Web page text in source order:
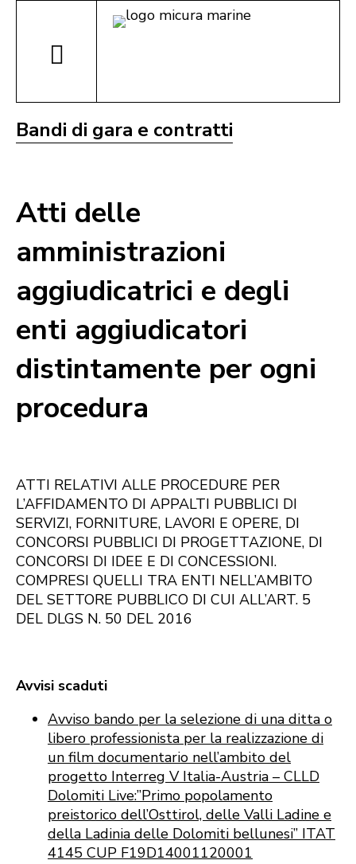
Bandi di gara e contratti
Atti delle
amministrazioni
aggiudicatrici e degli
enti aggiudicatori
distintamente per ogni
procedura
ATTI RELATIVI ALLE PROCEDURE PER
L’AFFIDAMENTO DI APPALTI PUBBLICI DI
SERVIZI, FORNITURE, LAVORI E OPERE, DI
CONCORSI PUBBLICI DI PROGETTAZIONE, DI
CONCORSI DI IDEE E DI CONCESSIONI.
COMPRESI QUELLI TRA ENTI NELL’AMBITO
DEL SETTORE PUBBLICO DI CUI ALL’ART. 5
DEL DLGS N. 50 DEL 2016
Avvisi scaduti
Avviso bando per la selezione di una ditta o
libero professionista per la realizzazione di
un film documentario nell’ambito del
progetto Interreg V Italia-Austria – CLLD
Dolomiti Live:”Primo popolamento
preistorico dell’Osttirol, delle Valli Ladine e
della Ladinia delle Dolomiti bellunesi” ITAT
4145 CUP F19D14001120001